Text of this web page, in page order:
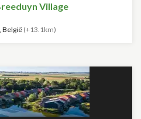
Village
België(+13.1km)